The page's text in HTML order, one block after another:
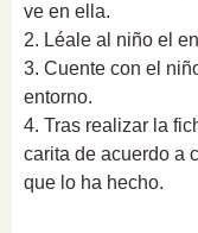
ve en ella.
2. Léale al niño el
3. Cuente con el
entorno.
4. Tras realizar la
carita de acuerdo a
que lo ha hecho.